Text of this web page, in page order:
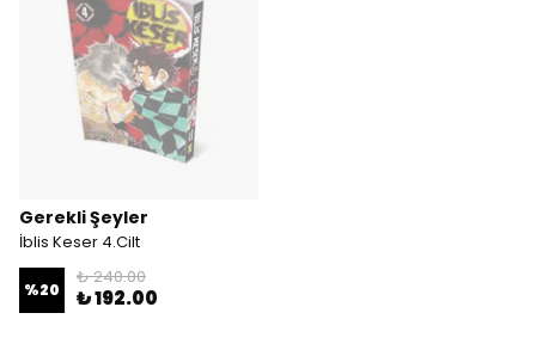
Gerekli Şeyler
İblis Keser 4.Cilt
%20
₺ 240.00
₺ 192.00